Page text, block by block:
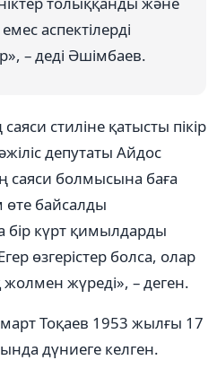
аспектілерді
– деді Әшімбаев.
стиліне қатысты пікір
депутаты Айдос
саяси болмысына баға
байсалды
бір күрт қимылдарды
өзгерістер болса, олар
жүреді», – деген.
Тоқаев 1953 жылғы 17
дүниеге келген.